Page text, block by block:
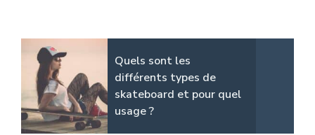
Quels sont les
différents types de
skateboard et pour quel
usage ?